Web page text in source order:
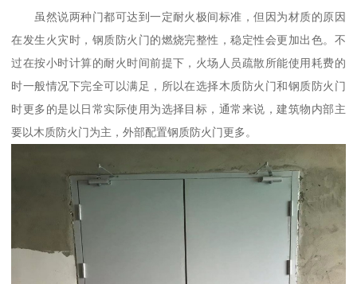
虽然说两种门都可达到一定耐火极间标准，但因为材质的原因
在发生火灾时，钢质防火门的燃烧完整性，稳定性会更加出色。不
过在按小时计算的耐火时间前提下，火场人员疏散所能使用耗费的
时一般情况下完全可以满足，所以在选择木质防火门和钢质防火门
时更多的是以日常实际使用为选择目标，通常来说，建筑物内部主
要以木质防火门为主，外部配置钢质防火门更多。